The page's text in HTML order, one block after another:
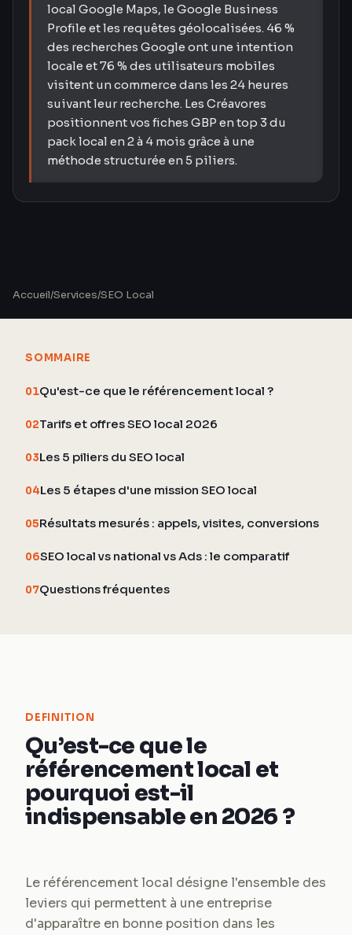
local Google Maps, le Google Business
Profile et les requêtes géolocalisées. 46 %
des recherches Google ont une intention
locale et 76 % des utilisateurs mobiles
visitent un commerce dans les 24 heures
suivant leur recherche. Les Créavores
positionnent vos fiches GBP en top 3 du
pack local en 2 à 4 mois grâce à une
méthode structurée en 5 piliers.
Accueil/Services/SEO Local
SOMMAIRE
01Qu'est-ce que le référencement local ?
02Tarifs et offres SEO local 2026
03Les 5 piliers du SEO local
04Les 5 étapes d'une mission SEO local
05Résultats mesurés : appels, visites, conversions
06SEO local vs national vs Ads : le comparatif
07Questions fréquentes
DEFINITION
Qu’est-ce que le
référencement local et
pourquoi est-il
indispensable en 2026 ?
Le référencement local désigne l'ensemble des
leviers qui permettent à une entreprise
d'apparaître en bonne position dans les